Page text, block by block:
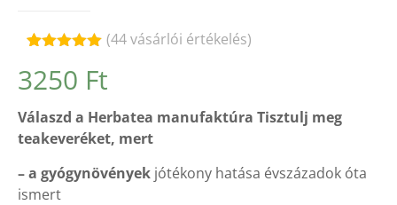
4.95az 5-
ből,
alapján
(44vásárlói értékelés)
3250 Ft
Válaszd a Herbatea manufaktúra Tisztulj meg
teakeveréket, mert
– a gyógynövények jótékony hatása évszázadok óta
ismert